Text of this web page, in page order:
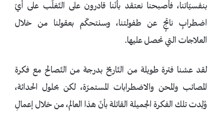
بنفسيّاتنا، فأصبحنا نعتقد بأنّنا قادرون على التّغلّب على أيّ
اضطرابٍ ناتجٍ عن طفولتنا، وسنتحكّم بعقولنا من خلال
العلاجات التي نحصل عليها.
لقد عشنا فترة طويلة من التّاريخ بدرجة من التّصالح مع فكرة
المصائب والمحن والاضطرابات المستمرّة، لكن بحلول الحداثة،
وُلِدت تلك الفكرة الجميلة القائلة بأنّ هذا العالم، من خلال إعمالِ